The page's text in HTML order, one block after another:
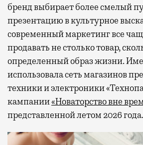
бренд выбирает более смелый
презентацию в культурное
современный маркетинг все
продавать не столько товар,
определенный образ жизни.
использовала сеть магазинов
техники и электроники
кампании«Новаторство вне
представленной летом 2026 года.